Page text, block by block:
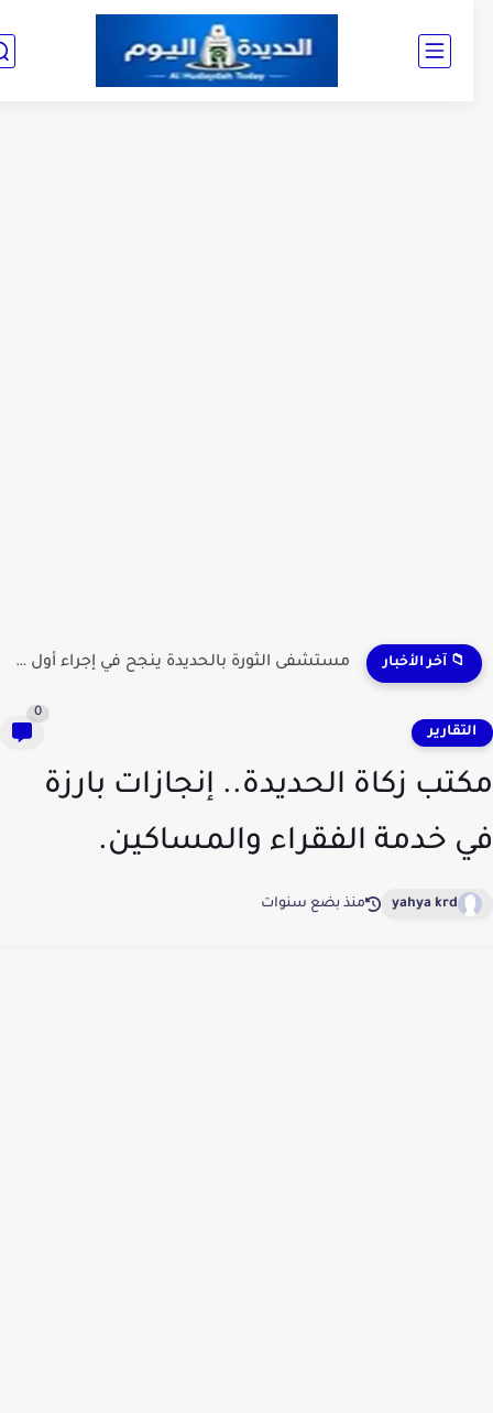
📁 آخر الأخبار مستشفى الثورة بالحديدة ينجح في إجراء أول عملية لاستئصال...
زكاة الحديدة.. إنجازات بارزة
خدمة الفقراء والمساكين.
yahya krd منذ بضع سنوات